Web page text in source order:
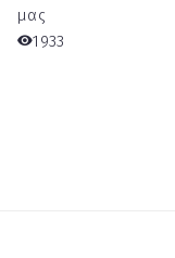
μας
1933